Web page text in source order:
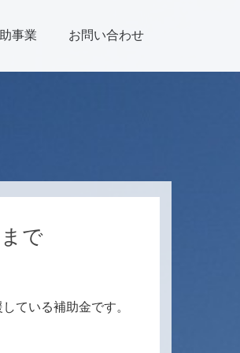
事業 お問い合わせ
で
ている補助金です。